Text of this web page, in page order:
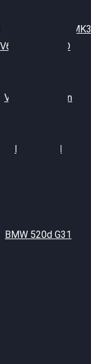
GT-R35 3.8 MK3
V6 TWINTURBO
VW T6 Multivan
BMW 120d
BMW 520d G31